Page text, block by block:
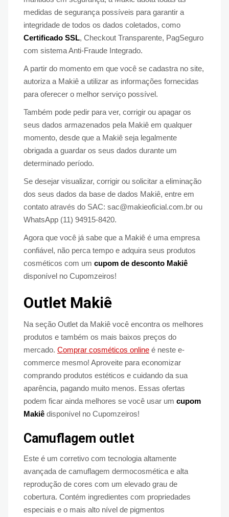
medidas de segurança possíveis para garantir a
integridade de todos os dados coletados, como
Certificado SSL, Checkout Transparente, PagSeguro
com sistema Anti-Fraude Integrado.
A partir do momento em que você se cadastra no site,
autoriza a Makiê a utilizar as informações fornecidas
para oferecer o melhor serviço possível.
Também pode pedir para ver, corrigir ou apagar os
seus dados armazenados pela Makiê em qualquer
momento, desde que a Makiê seja legalmente
obrigada a guardar os seus dados durante um
determinado período.
Se desejar visualizar, corrigir ou solicitar a eliminação
dos seus dados da base de dados Makiê, entre em
contato através do SAC: sac@makieoficial.com.br ou
WhatsApp (11) 94915-8420.
Agora que você já sabe que a Makiê é uma empresa
confiável, não perca tempo e adquira seus produtos
cosméticos com um cupom de desconto Makiê
disponível no Cupomzeiros!
Outlet Makiê
Na seção Outlet da Makiê você encontra os melhores
produtos e também os mais baixos preços do
mercado. Comprar cosméticos online é neste e-
commerce mesmo! Aproveite para economizar
comprando produtos estéticos e cuidando da sua
aparência, pagando muito menos. Essas ofertas
podem ficar ainda melhores se você usar um cupom
Makiê disponível no Cupomzeiros!
Camuflagem outlet
Este é um corretivo com tecnologia altamente
avançada de camuflagem dermocosmética e alta
reprodução de cores com um elevado grau de
cobertura. Contém ingredientes com propriedades
especiais e o mais alto nível de pigmentos